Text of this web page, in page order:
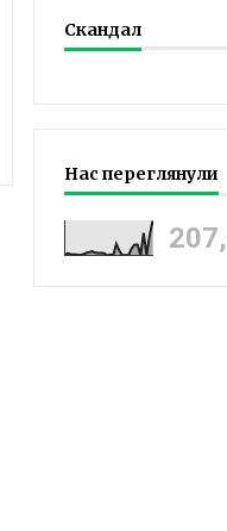
Скандал
Нас переглянули